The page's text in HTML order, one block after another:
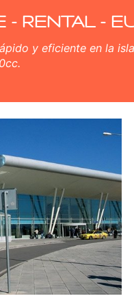
de
- RENTAL -
y eficiente en la